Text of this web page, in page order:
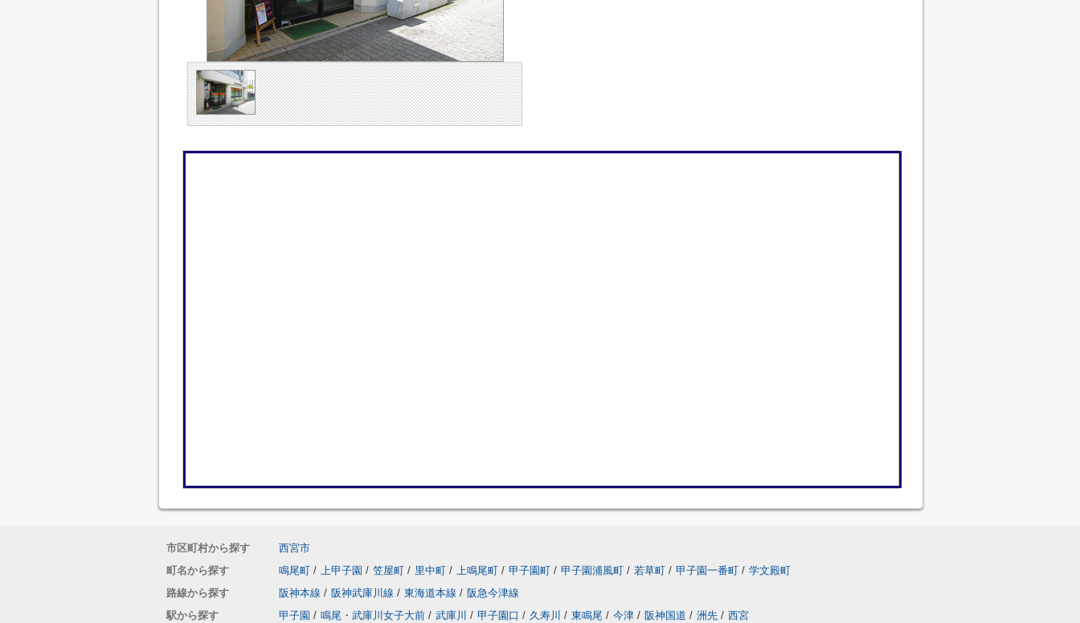
市区町村から探す
西宮市
町名から探す
鳴尾町 / 上甲子園 / 笠屋町 / 里中町 / 上鳴尾町 / 甲子園町 / 甲子園浦風町 / 若草町 / 甲子園一番町 / 学文殿町
路線から探す
阪神本線 / 阪神武庫川線 / 東海道本線 / 阪急今津線
駅から探す
甲子園 / 鳴尾・武庫川女子大前 / 武庫川 / 甲子園口 / 久寿川 / 東鳴尾 / 今津 / 阪神国道 / 洲先 / 西宮